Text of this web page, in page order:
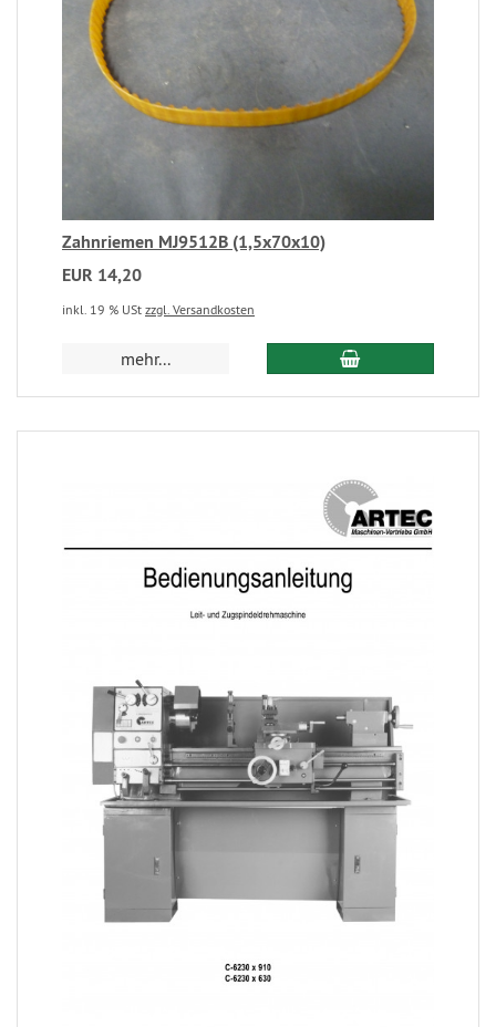
Zahnriemen MJ9512B (1,5x70x10)
EUR 14,20
inkl. 19 % USt zzgl. Versandkosten
mehr...